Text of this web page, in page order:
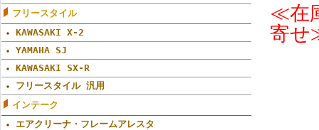
フリースタイル
KAWASAKI X-2
YAMAHA SJ
KAWASAKI SX-R
フリースタイル 汎用
インテーク
エアクリーナ・フレームアレスタ
≪在
寄